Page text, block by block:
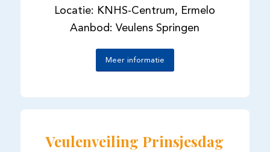
Locatie: KNHS-Centrum, Ermelo
Aanbod: Veulens Springen
Meer informatie
Veulenveiling Prinsjesdag